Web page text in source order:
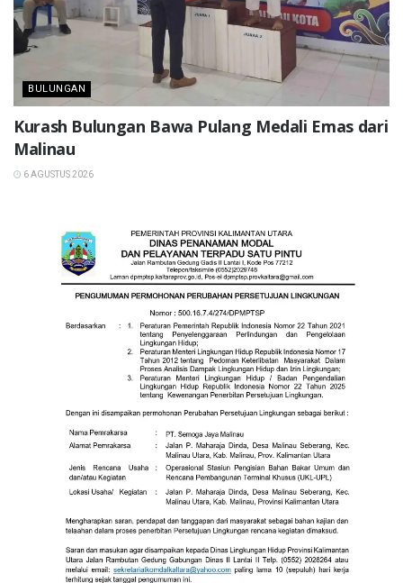
BULUNGAN
Kurash Bulungan Bawa Pulang Medali Emas dari
Malinau
6 AGUSTUS 2026